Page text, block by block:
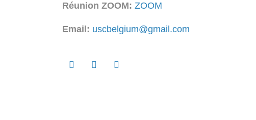
Réunion ZOOM: ZOOM
Email: uscbelgium@gmail.com